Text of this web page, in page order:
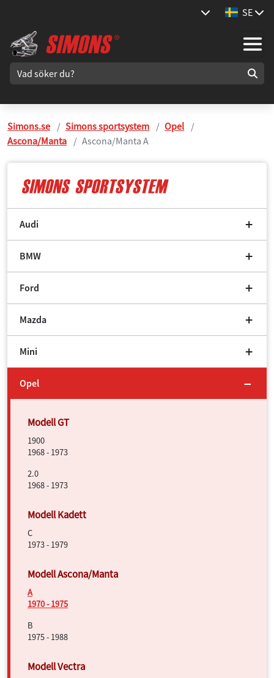
SE
Simons.se Simons sportsystem
Opel
Ascona/Manta
Ascona/Manta A
Audi
BMW
Ford
Mazda
Mini
Opel
1900
1968 - 1973
2.0
1968 - 1973
C
1973 - 1979
A
1970 - 1975
B
1975 - 1988